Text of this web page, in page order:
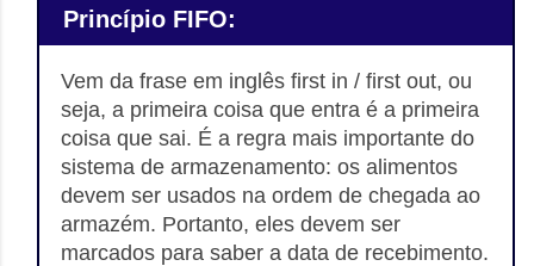
Princípio FIFO:
Vem da frase em inglês first in / first out, ou
seja, a primeira coisa que entra é a primeira
coisa que sai. É a regra mais importante do
sistema de armazenamento: os alimentos
devem ser usados ​​na ordem de chegada ao
armazém. Portanto, eles devem ser
marcados para saber a data de recebimento.